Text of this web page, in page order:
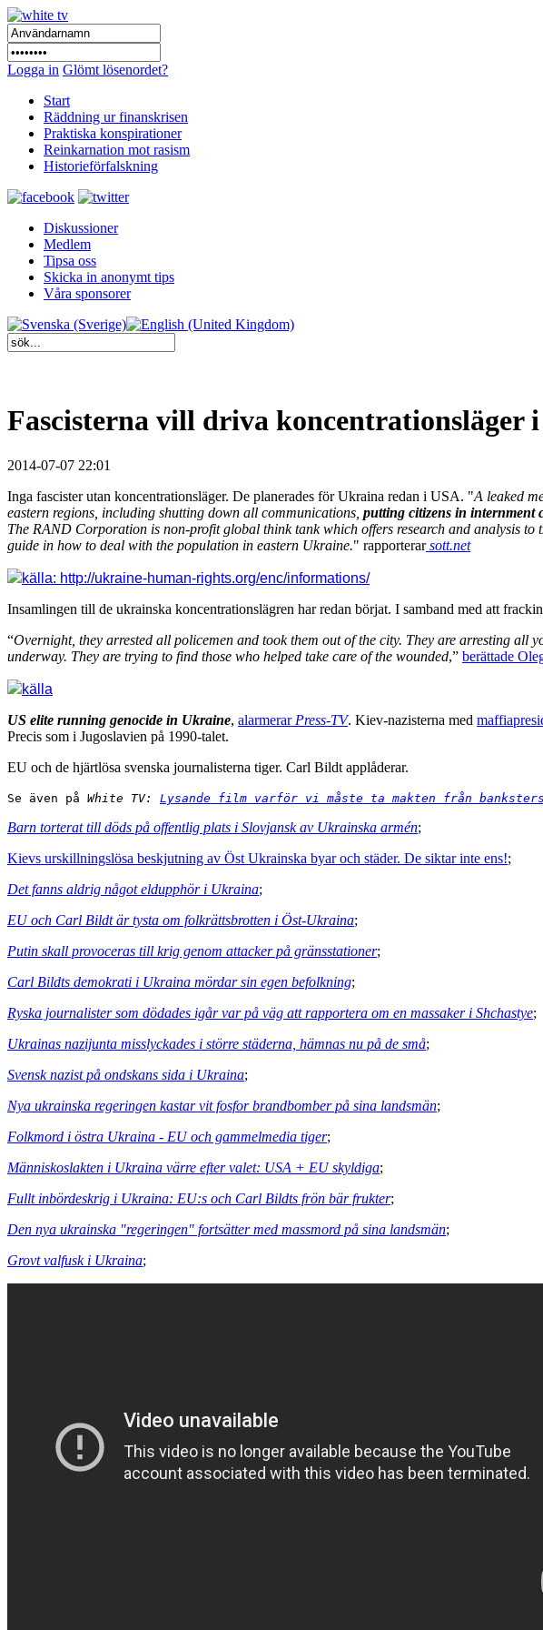
Logga in Glömt lösenordet?
Start
Räddning ur finanskrisen
Praktiska konspirationer
Reinkarnation mot rasism
Historieförfalskning
Diskussioner
Medlem
Tipsa oss
Skicka in anonymt tips
Våra sponsorer
Fascisterna vill driva koncentrationsläger
2014-07-07 22:01
Inga fascister utan koncentrationsläger. De planerades för Ukraina redan i USA. "A leaked
eastern regions, including shutting down all communications, putting citizens in internment
The RAND Corporation is non-profit global think tank which offers research and analysis to
guide in how to deal with the population in eastern Ukraine." rapporterarsott.net
källa: http://ukraine-human-rights.org/enc/informations/
Insamlingen till de ukrainska koncentrationslägren har redan börjat. I samband med att
“Overnight, they arrested all policemen and took them out of the city. They are arresting all
underway. They are trying to find those who helped take care of the wounded,” berättade
källa
US elite running genocide in Ukraine, alarmerar Press-TV. Kiev-nazisterna med
Precis som i Jugoslavien på 1990-talet.
EU och de hjärtlösa svenska journalisterna tiger. Carl Bildt applåderar.
Se även på White TV: Lysande film varför vi måste ta makten från
Barn torterat till döds på offentlig plats i Slovjansk av Ukrainska armén;
Kievs urskillningslösa beskjutning av Öst Ukrainska byar och städer. De siktar inte ens!;
Det fanns aldrig något eldupphör i Ukraina;
EU och Carl Bildt är tysta om folkrättsbrotten i Öst-Ukraina;
Putin skall provoceras till krig genom attacker på gränsstationer;
Carl Bildts demokrati i Ukraina mördar sin egen befolkning;
Ryska journalister som dödades igår var på väg att rapportera om en massaker i Shchastye;
Ukrainas nazijunta misslyckades i större städerna, hämnas nu på de små;
Svensk nazist på ondskans sida i Ukraina;
Nya ukrainska regeringen kastar vit fosfor brandbomber på sina landsmän;
Folkmord i östra Ukraina - EU och gammelmedia tiger;
Människoslakten i Ukraina värre efter valet: USA + EU skyldiga;
Fullt inbördeskrig i Ukraina: EU:s och Carl Bildts frön bär frukter;
Den nya ukrainska "regeringen" fortsätter med massmord på sina landsmän;
Grovt valfusk i Ukraina;